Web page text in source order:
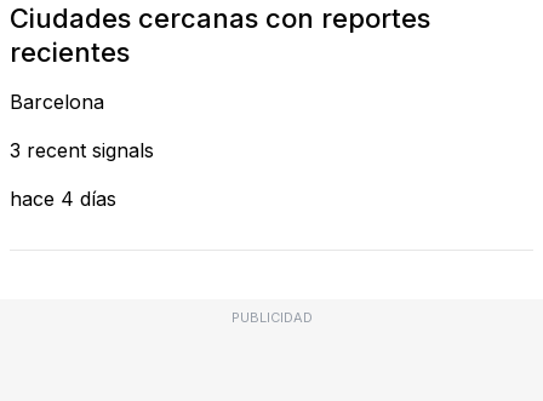
Ciudades cercanas con reportes
recientes
Barcelona
3 recent signals
hace 4 días
PUBLICIDAD